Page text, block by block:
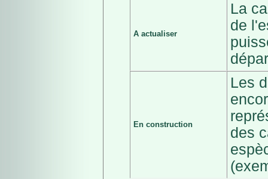
A actualiser
La
de
En construction
Les
des